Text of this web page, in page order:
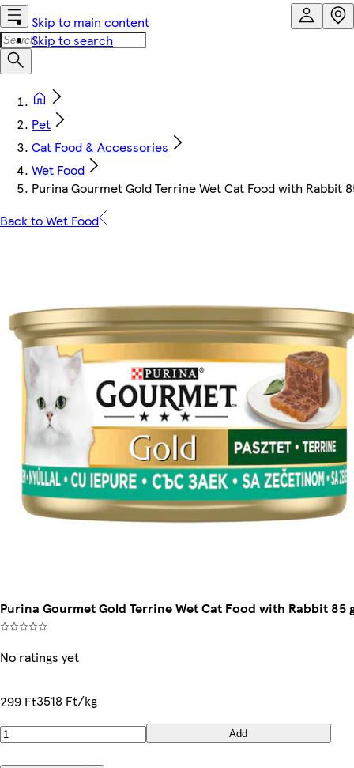
Skip to main content
Skip to search
Pet
Cat Food & Accessories
Wet Food
Purina Gourmet Gold Terrine Wet Cat Food with Rabbit
Back to Wet Food
Purina Gourmet Gold Terrine Wet Cat Food with Rabbit 85
No ratings yet
299 Ft3518 Ft/kg
Add